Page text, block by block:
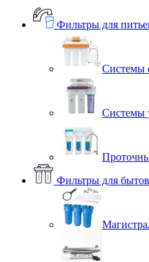
Фильтры для
Системы
Системы
Фильтры для